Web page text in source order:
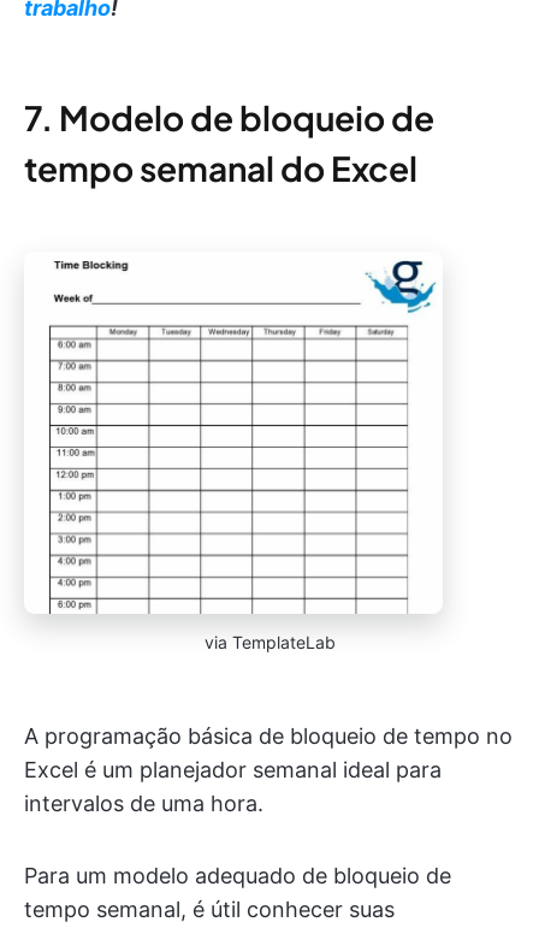
trabalho!
7. Modelo de bloqueio de
tempo semanal do Excel
via TemplateLab
A programação básica de bloqueio de tempo no
Excel é um planejador semanal ideal para
intervalos de uma hora.
Para um modelo adequado de bloqueio de
tempo semanal, é útil conhecer suas